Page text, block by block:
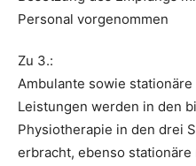
Personal vorgenommen
Zu 3.:
Ambulante sowie
Leistungen werden in den
Physiotherapie in den drei
erbracht, ebenso